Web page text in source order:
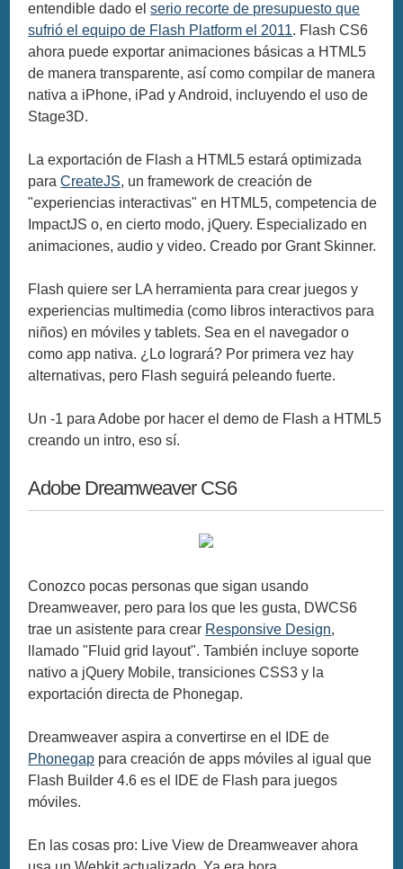
entendible dado elserio recorte de presupuesto que
sufrió el equipo de Flash Platform el 2011. Flash CS6
ahora puede exportar animaciones básicas a HTML5
de manera transparente, así como compilar de manera
nativa a iPhone, iPad y Android, incluyendo el uso de
Stage3D.
La exportación de Flash a HTML5 estará optimizada
paraCreateJS, un framework de creación de
"experiencias interactivas" en HTML5, competencia de
ImpactJS o, en cierto modo, jQuery. Especializado en
animaciones, audio y video. Creado por Grant Skinner.
Flash quiere ser LA herramienta para crear juegos y
experiencias multimedia (como libros interactivos para
niños) en móviles y tablets. Sea en el navegador o
como app nativa. ¿Lo logrará? Por primera vez hay
alternativas, pero Flash seguirá peleando fuerte.
Un -1 para Adobe por hacer el demo de Flash a HTML5
creando un intro, eso sí.
Adobe Dreamweaver CS6
Conozco pocas personas que sigan usando
Dreamweaver, pero para los que les gusta, DWCS6
trae un asistente para crear Responsive Design,
llamado "Fluid grid layout". También incluye soporte
nativo a jQuery Mobile, transiciones CSS3 y la
exportación directa de Phonegap.
Dreamweaver aspira a convertirse en el IDE de
Phonegap para creación de apps móviles al igual que
Flash Builder 4.6 es el IDE de Flash para juegos
móviles.
En las cosas pro: Live View de Dreamweaver ahora